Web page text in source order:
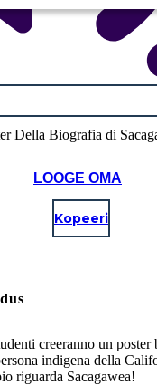
LOOGE OMA
Kopeeri
creeranno un
indigena della
riguarda Sacagawea!